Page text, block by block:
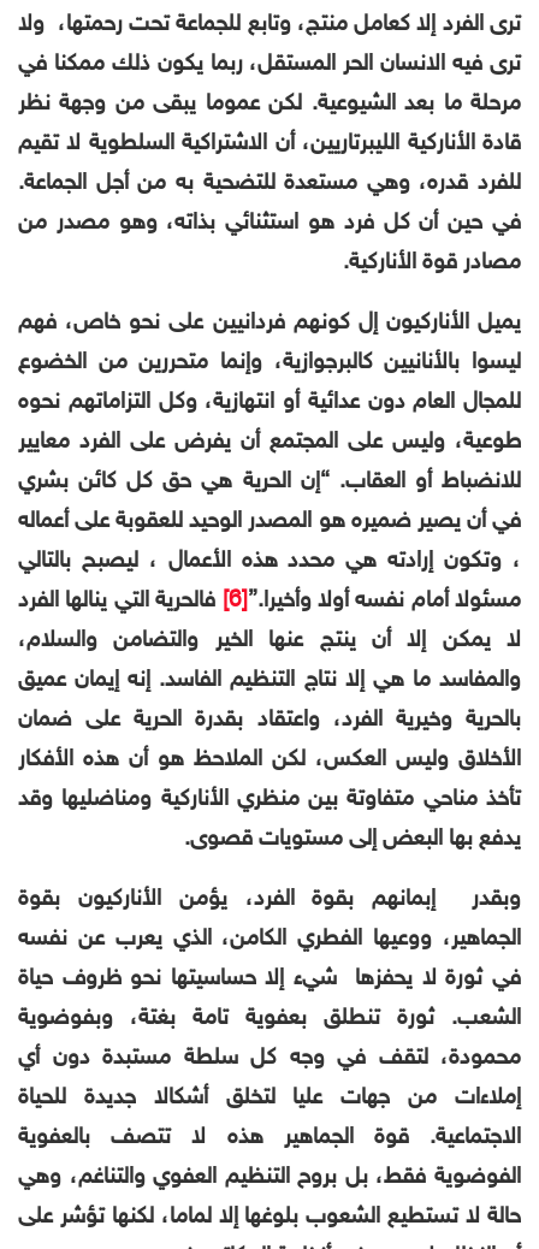
ترى الفرد إلا كعامل منتج، وتابع للجماعة تحت رحمتها، ولا
ترى فيه الانسان الحر المستقل، ربما يكون ذلك ممكنا في
مرحلة ما بعد الشيوعية. لكن عموما يبقى من وجهة نظر
قادة الأناركية الليبرتاريين، أن الاشتراكية السلطوية لا تقيم
للفرد قدره، وهي مستعدة للتضحية به من أجل الجماعة.
في حين أن كل فرد هو استثنائي بذاته، وهو مصدر من
مصادر قوة الأناركية.
يميل الأناركيون إل كونهم فردانيين على نحو خاص، فهم
ليسوا بالأنانيين كالبرجوازية، وإنما متحررين من الخضوع
للمجال العام دون عدائية أو انتهازية، وكل التزاماتهم نحوه
طوعية، وليس على المجتمع أن يفرض على الفرد معايير
للانضباط أو العقاب. “إن الحرية هي حق كل كائن بشري
في أن يصير ضميره هو المصدر الوحيد للعقوبة على أعماله
، وتكون إرادته هي محدد هذه الأعمال ، ليصبح بالتالي
مسئولا أمام نفسه أولا وأخيرا.”[6]
فالحرية التي ينالها الفرد
لا يمكن إلا أن ينتج عنها الخير والتضامن والسلام،
والمفاسد ما هي إلا نتاج التنظيم الفاسد. إنه إيمان عميق
بالحرية وخيرية الفرد، واعتقاد بقدرة الحرية على ضمان
الأخلاق وليس العكس، لكن الملاحظ هو أن هذه الأفكار
تأخذ مناحي متفاوتة بين منظري الأناركية ومناضليها وقد
يدفع بها البعض إلى مستويات قصوى.
وبقدر إبمانهم بقوة الفرد، يؤمن الأناركيون بقوة
الجماهير، ووعيها الفطري الكامن، الذي يعرب عن نفسه
في ثورة لا يحفزها شيء إلا حساسيتها نحو ظروف حياة
الشعب. ثورة تنطلق بعفوية تامة بغتة، وبفوضوية
محمودة، لتقف في وجه كل سلطة مستبدة دون أي
إملاءات من جهات عليا لتخلق أشكالا جديدة للحياة
الاجتماعية. قوة الجماهير هذه لا تتصف بالعفوية
الفوضوية فقط، بل بروح التنظيم العفوي والتناغم، وهي
حالة لا تستطيع الشعوب بلوغها إلا لماما، لكنها تؤشر على